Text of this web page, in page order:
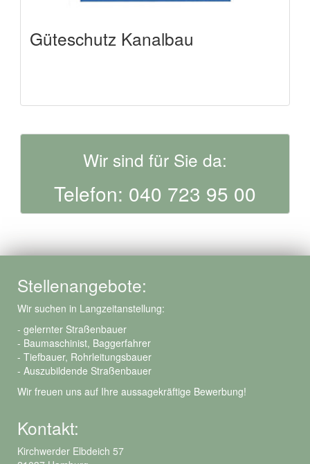
Güteschutz Kanalbau
Wir sind für Sie da:
Telefon: 040 723 95 00
Stellenangebote:
Wir suchen in Langzeitanstellung:
- gelernter Straßenbauer
- Baumaschinist, Baggerfahrer
- Tiefbauer, Rohrleitungsbauer
- Auszubildende Straßenbauer
Wir freuen uns auf Ihre aussagekräftige Bewerbung!
Kontakt:
Kirchwerder Elbdeich 57